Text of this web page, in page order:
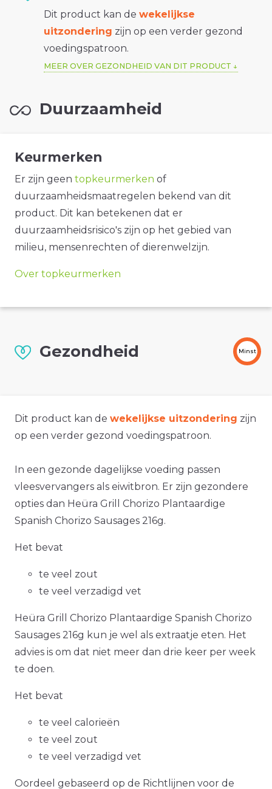
Dit product kan de wekelijkse
uitzondering zijn op een verder gezond
voedingspatroon.
MEER OVER GEZONDHEID VAN DIT PRODUCT
Duurzaamheid
Keurmerken
Er zijn geen topkeurmerken of
duurzaamheidsmaatregelen bekend van dit
product. Dit kan betekenen dat er
duurzaamheidsrisico's zijn op het gebied van
milieu, mensenrechten of dierenwelzijn.
Over topkeurmerken
Gezondheid Minst
Dit product kan de wekelijkse uitzondering zijn
op een verder gezond voedingspatroon.
In een gezonde dagelijkse voeding passen
vleesvervangers als eiwitbron. Er zijn gezondere
opties dan Heüra Grill Chorizo Plantaardige
Spanish Chorizo Sausages 216g.
Het bevat
te veel zout
te veel verzadigd vet
Heüra Grill Chorizo Plantaardige Spanish Chorizo
Sausages 216g kun je wel als extraatje eten. Het
advies is om dat niet meer dan drie keer per week
te doen.
Het bevat
te veel calorieën
te veel zout
te veel verzadigd vet
Oordeel gebaseerd op de Richtlijnen voor de